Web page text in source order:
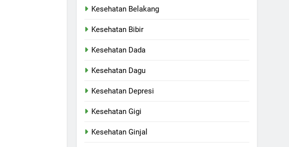
Kesehatan Belakang
Kesehatan Bibir
Kesehatan Dada
Kesehatan Dagu
Kesehatan Depresi
Kesehatan Gigi
Kesehatan Ginjal